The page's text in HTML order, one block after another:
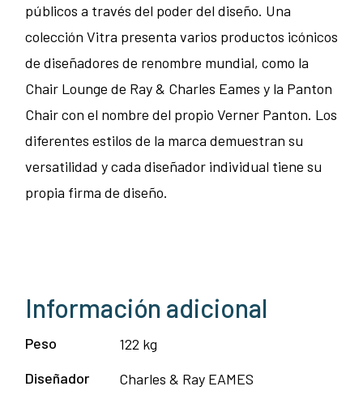
públicos a través del poder del diseño. Una
colección Vitra presenta varios productos icónicos
de diseñadores de renombre mundial, como la
Chair Lounge de Ray & Charles Eames y la Panton
Chair con el nombre del propio Verner Panton. Los
diferentes estilos de la marca demuestran su
versatilidad y cada diseñador individual tiene su
propia firma de diseño.
Información adicional
Peso
122 kg
Diseñador
Charles & Ray EAMES